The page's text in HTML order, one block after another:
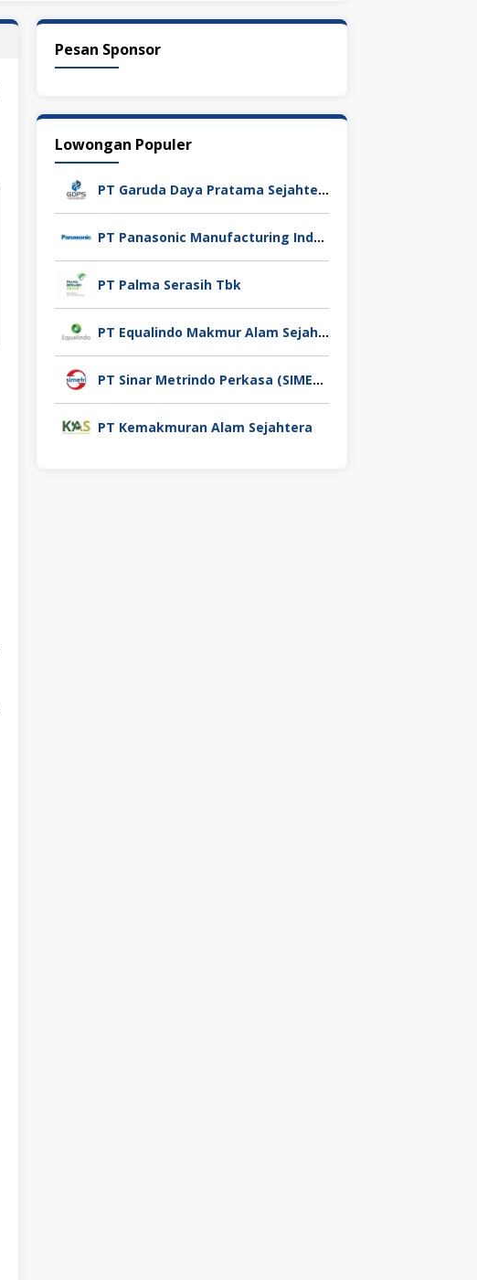
Pesan Sponsor
Lowongan Populer
PT Garuda Daya Pratama Sejahtera
PT Panasonic Manufacturing Indonesia
PT Palma Serasih Tbk
PT Equalindo Makmur Alam Sejahtera (Equalindo Group)
PT Sinar Metrindo Perkasa (SIMETRI)
PT Kemakmuran Alam Sejahtera